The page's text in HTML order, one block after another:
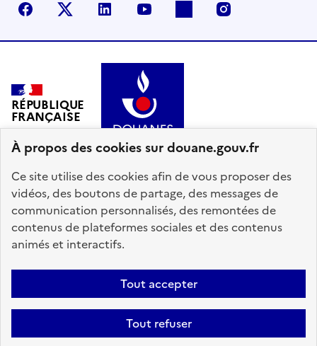
À propos des cookies sur douane.gouv.fr
Ce site utilise des cookies afin de vous proposer des
vidéos, des boutons de partage, des messages de
communication personnalisés, des remontées de
contenus de plateformes sociales et des contenus
animés et interactifs.
Tout accepter
Tout refuser
FacebookX (anciennement Twitter)
LinkedIn Flickr
RÉPUBLIQUE
FRANÇAISE
info.gouv.fr
service-public.gouv.fr
legifrance.gouv.fr
Accessibilité : partiellement conforme
Données personnelles
Gestion des cookies